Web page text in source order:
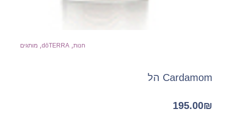
חנות,
dōTERRA
, מותגים
Cardamom הל
195.00₪